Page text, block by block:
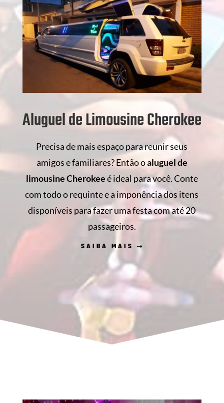
Aluguel de Limousine Cherokee
Precisa de mais espaço para reunir seus
amigos e familiares? Então oaluguel de
limousine Cherokeeé ideal para você. Conte
com todo o requinte e a imponência dos itens
disponíveis para fazer uma festa com até 20
passageiros.
SAIBA MAIS